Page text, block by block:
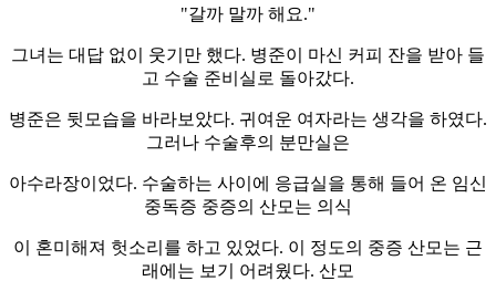
"갈까 말까 해요."
그녀는 대답 없이 웃기만 했다. 병준이 마신 커피 잔을 받아 들
고 수술 준비실로 돌아갔다.
병준은 뒷모습을 바라보았다. 귀여운 여자라는 생각을 하였다.
그러나 수술후의 분만실은
아수라장이었다. 수술하는 사이에 응급실을 통해 들어 온 임신
중독증 중증의 산모는 의식
이 혼미해져 헛소리를 하고 있었다. 이 정도의 중증 산모는 근
래에는 보기 어려웠다. 산모